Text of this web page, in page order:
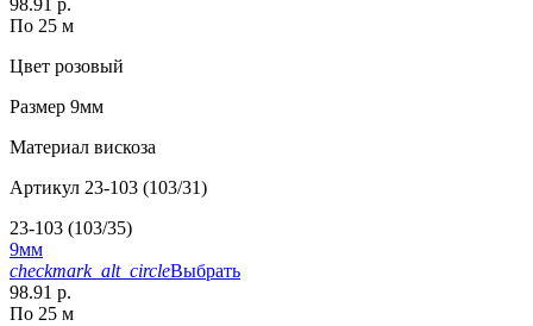
98.91 р.
По 25 м
Цвет розовый
Размер 9мм
Материал вискоза
Артикул 23-103 (103/31)
23-103 (103/35)
9мм
checkmark_alt_circleВыбрать
98.91 р.
По 25 м